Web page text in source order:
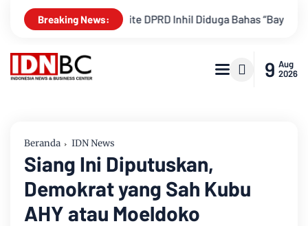
Breaking News:
Elite DPRD Inhil Diduga Bahas “Bayar Media” untuk
9 Aug
2026
Beranda IDN News
Siang Ini Diputuskan,
Demokrat yang Sah Kubu
AHY atau Moeldoko